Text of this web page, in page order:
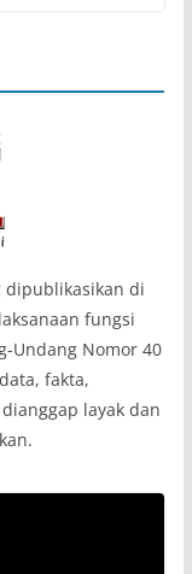
dipublikasikan di
fungsi
Undang Nomor 40
fakta,
layak dan